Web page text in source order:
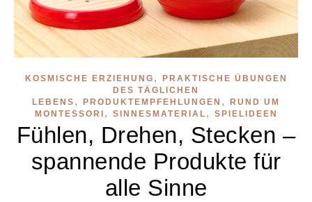
KOSMISCHE ERZIEHUNG ,
PRAKTISCHE ÜBUNGEN
DES TÄGLICHEN
LEBENS , PRODUKTEMPFEHLUNGEN ,
RUND UM
MONTESSORI
, SINNESMATERIAL , SPIELIDEEN
Fühlen, Drehen, Stecken –
spannende Produkte für
alle Sinne